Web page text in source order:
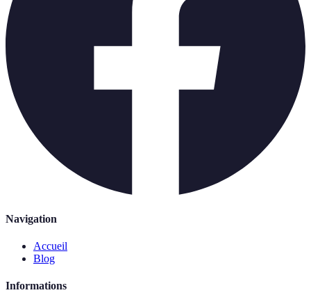
Navigation
Accueil
Blog
Informations